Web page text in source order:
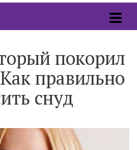
покорил
правильно
снуд